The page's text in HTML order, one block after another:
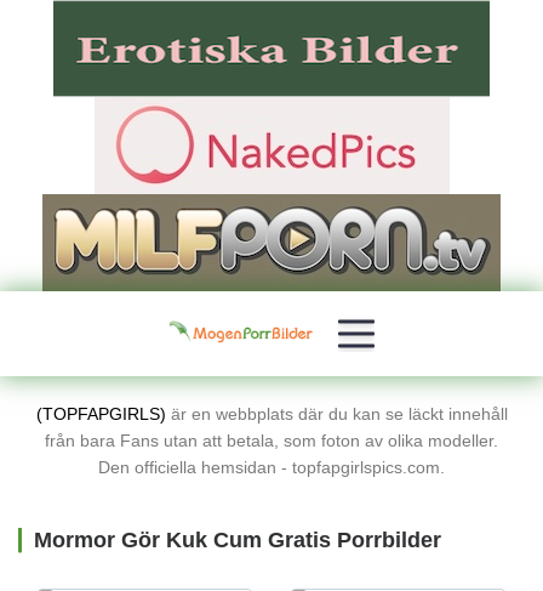
(TOPFAPGIRLS) är en webbplats där du kan se läckt innehåll
från bara Fans utan att betala, som foton av olika modeller.
Den officiella hemsidan - topfapgirlspics.com.
Mormor Gör Kuk Cum Gratis Porrbilder